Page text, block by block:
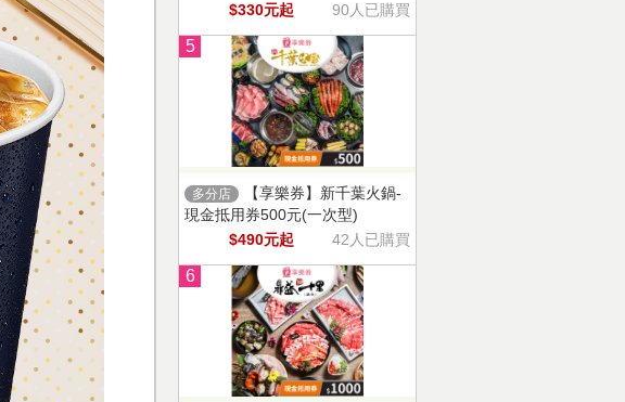
$330元起
90人已購買
5
多分店
【享樂券】新千葉火鍋-
現金抵用券500元(一次型)
$490元起
42人已購買
6